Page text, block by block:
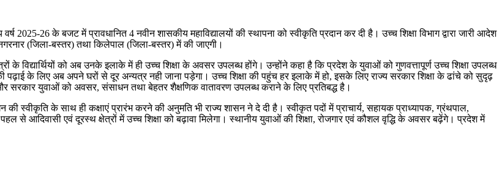
2025-26 के बजट में प्रावधानित 4 नवीन शासकीय महाविद्यालयों की स्थापना को स्वीकृति प्रदान कर दी है। उच्च शिक्षा विभाग द्वारा जारी आदेश
(जिला-बस्तर) तथा किलेपाल (जिला-बस्तर) में की जाएगी।
को अब उनके इलाके में ही उच्च शिक्षा के अवसर उपलब्ध होंगे। उन्होंने कहा है कि प्रदेश के युवाओं को गुणवत्तापूर्ण उच्च शिक्षा उपलब्ध
के लिए अब अपने घरों से दूर अन्यत्र नही जाना पड़ेगा। उच्च शिक्षा की पहुंच हर इलाके में हो, इसके लिए राज्य सरकार शिक्षा के ढांचे को सुदृढ़
सरकार युवाओं को अवसर, संसाधन तथा बेहतर शैक्षणिक वातावरण उपलब्ध कराने के लिए प्रतिबद्ध है।
की स्वीकृति के साथ ही कक्षाएं प्रारंभ करने की अनुमति भी राज्य शासन ने दे दी है। स्वीकृत पदों में प्राचार्य, सहायक प्राध्यापक, ग्रंथपाल,
से आदिवासी एवं दूरस्थ क्षेत्रों में उच्च शिक्षा को बढ़ावा मिलेगा। स्थानीय युवाओं की शिक्षा, रोजगार एवं कौशल वृद्धि के अवसर बढ़ेंगे। प्रदेश में